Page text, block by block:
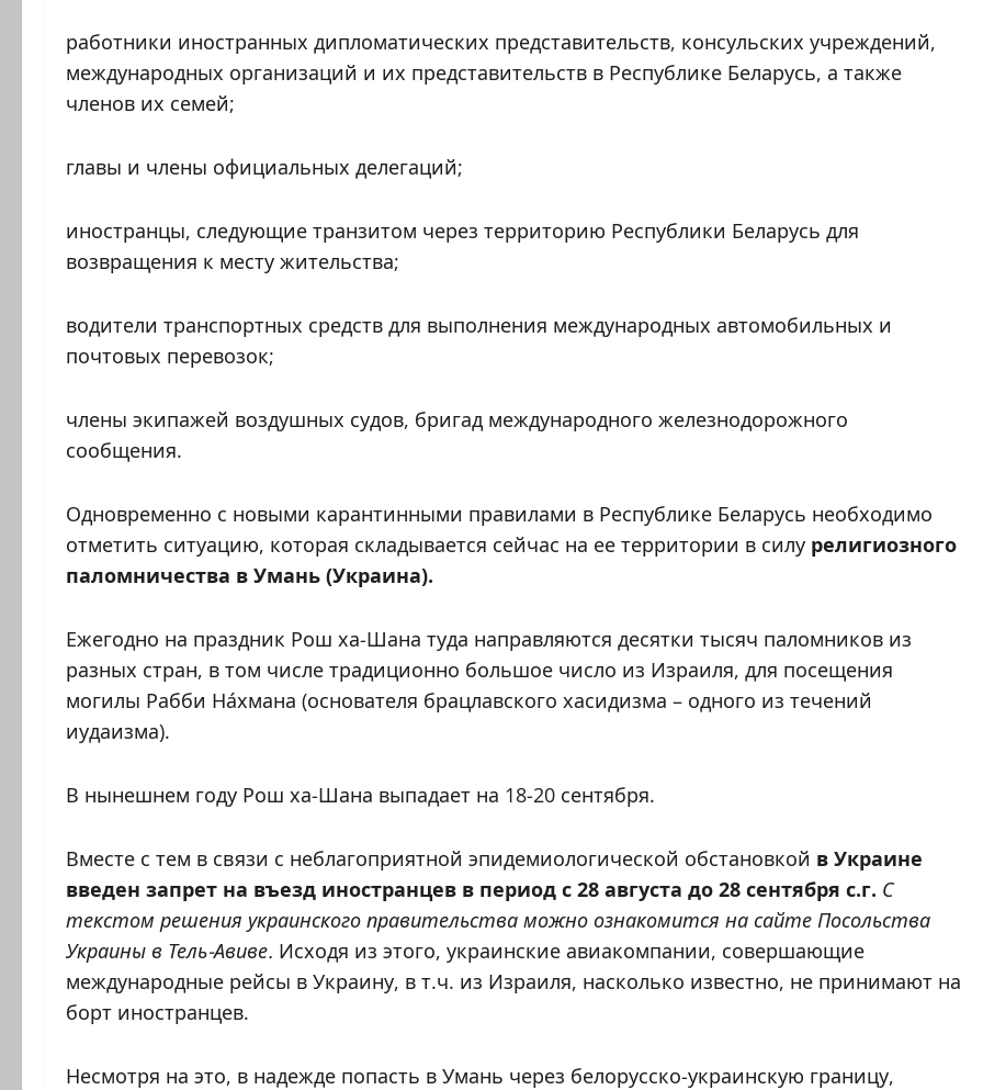
работники иностранных дипломатических представительств, консульских учреждений,
международных организаций и их представительств в Республике Беларусь, а также
членов их семей;
главы и члены официальных делегаций;
иностранцы, следующие транзитом через территорию Республики Беларусь для
возвращения к месту жительства;
водители транспортных средств для выполнения международных автомобильных и
почтовых перевозок;
члены экипажей воздушных судов, бригад международного железнодорожного
сообщения.
Одновременно с новыми карантинными правилами в Республике Беларусь необходимо
отметить ситуацию, которая складывается сейчас на ее территории в силу религиозного
паломничества в Умань (Украина).
Ежегодно на праздник Рош ха-Шана туда направляются десятки тысяч паломников из
разных стран, в том числе традиционно большое число из Израиля, для посещения
могилы Рабби На́хмана (основателя брацлавского хасидизма – одного из течений
иудаизма).
В нынешнем году Рош ха-Шана выпадает на 18-20 сентября.
Вместе с тем в связи с неблагоприятной эпидемиологической обстановкой в Украине
введен запрет на въезд иностранцев в период с 28 августа до 28 сентября с.г. С
текстом решения украинского правительства можно ознакомится на сайте Посольства
Украины в Тель-Авиве. Исходя из этого, украинские авиакомпании, совершающие
международные рейсы в Украину, в т.ч. из Израиля, насколько известно, не принимают на
борт иностранцев.
Несмотря на это, в надежде попасть в Умань через белорусско-украинскую границу,